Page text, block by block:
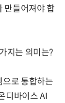
만들어져야 합
지는 의미는?
로 통합하는
디바이스 AI